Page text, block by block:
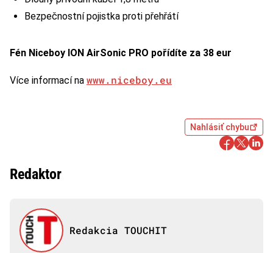
Bezpečnostní pojistka proti přehřátí
Fén Niceboy ION AirSonic PRO pořídíte za 38 eur
Více informací na www.niceboy.eu
Nahlásiť chybu
Redaktor
Redakcia TOUCHIT